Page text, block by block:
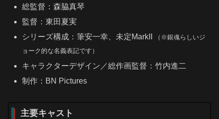
総監督：森脇真琴
監督：東田夏実
シリーズ構成：筆安一幸、未定MarkII
（※銀魂らしいジ
ョーク的な名義表記です）
キャラクターデザイン／総作画監督：竹内進二
制作：BN Pictures
主要キャスト